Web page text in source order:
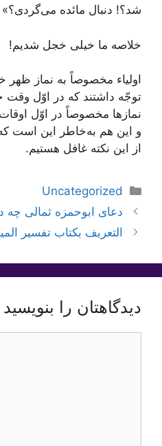
شد؟! دنبال مائده می‌گردی؟»
خلاصه ما خیلی خجل شدیم!
اولیاء مخصوصاً به نماز ظهر
توجّه داشتند که در اوّل وقت
نمازها مخصوصاً در اوّل
و این هم به‌خاطر این است
از این نکته غافل هستیم.
دسته‌ها
Uncategorized
دعای ابوحمزه ثمالی
التعريف بكتاب تفسير
دیدگاهتان را بنویسید